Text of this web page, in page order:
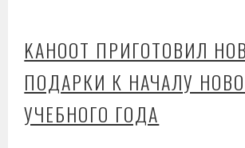
KAHOOT ПРИГОТОВИЛ
ПОДАРКИ К НАЧАЛУ
УЧЕБНОГО ГОДА